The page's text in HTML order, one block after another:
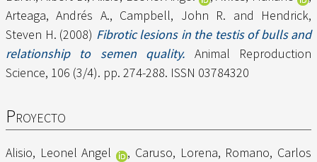
Arteaga, Andrés A., Campbell, John R. and Hendrick,
Steven H. (2008) Fibrotic lesions in the testis of bulls and
relationship to semen quality. Animal Reproduction
Science, 106 (3/4). pp. 274-288. ISSN 03784320
Proyecto
Alisio, Leonel Angel , Caruso, Lorena, Romano, Carlos